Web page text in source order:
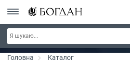
РОЗПРОДАЖ ~ 150 грн ~ 200 грн ~ 250 грн ~
300 грн ~ РОЗПРОДАЖ
Головна Каталог